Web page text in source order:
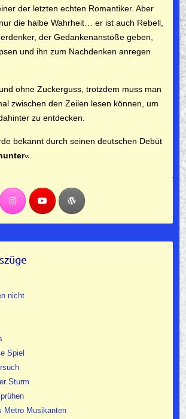
der letzten echten Romantiker. Aber
die halbe Wahrheit… er ist auch Rebell,
der Gedankenanstöße geben,
und ihn zum Nachdenken anregen
ohne Zuckerguss, trotzdem muss man
zwischen den Zeilen lesen können, um
zu entdecken.
bekannt durch seinen deutschen Debüt
«.
nicht
Spiel
Sturm
Metro Musikanten